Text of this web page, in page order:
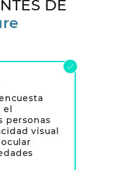
DE
el
personas
visual